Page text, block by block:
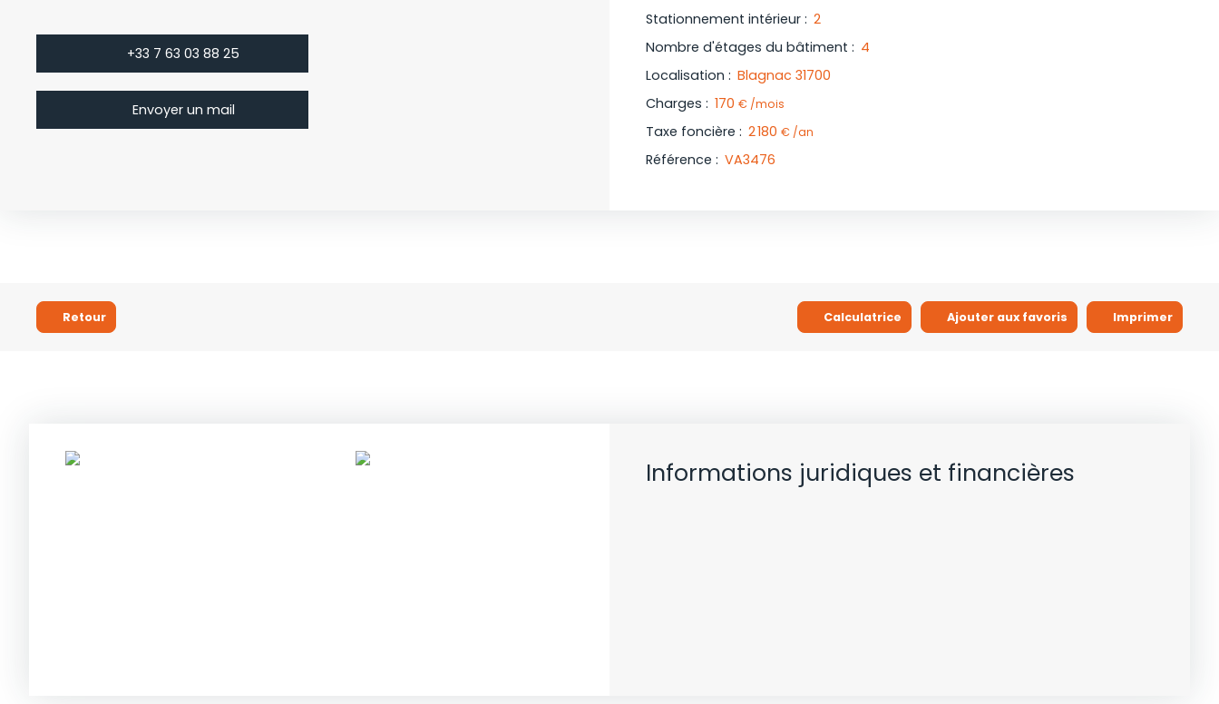
+33 7 63 03 88 25
Envoyer un mail
Stationnement intérieur : 2
Nombre d'étages du bâtiment : 4
Localisation : Blagnac 31700
Charges : 170 € /mois
Taxe foncière : 2 180 € /an
Référence : VA3476
Retour Calculatrice Ajouter aux favoris Imprimer
Informations juridiques et financières